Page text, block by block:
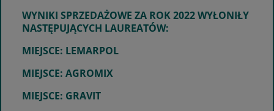
WYNIKI SPRZEDAŻOWE ZA ROK 2022 WYŁONIŁY
NASTĘPUJĄCYCH LAUREATÓW:
MIEJSCE: LEMARPOL
MIEJSCE: AGROMIX
MIEJSCE: GRAVIT